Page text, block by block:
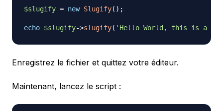
$slugify = new Slugify( ) ;
echo $slugify->slugify( 'Hello World, this is a
Enregistrez le fichier et quittez votre éditeur.
Maintenant, lancez le script :